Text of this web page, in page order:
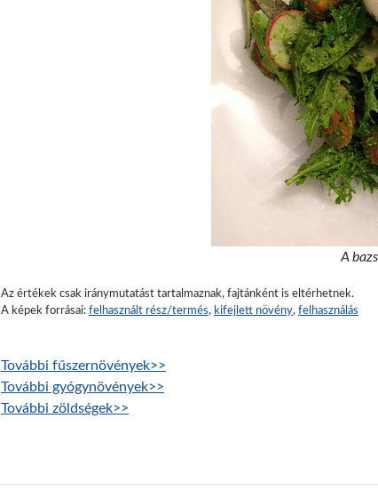
A
Az értékek csak iránymutatást tartalmaznak, fajtánként is eltérhetnek.
A képek forrásai: felhasznált rész/termés, kifejlett növény, felhasználás
További fűszernövények>>
További gyógynövények>>
További zöldségek>>